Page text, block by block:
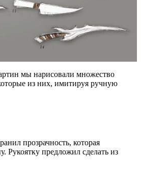
мы нарисовали множество
из них, имитируя ручную
прозрачность, которая
Рукоятку предложил сделать из